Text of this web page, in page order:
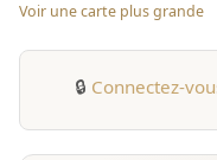
Voir une carte plus grande
🔒 Connectez-